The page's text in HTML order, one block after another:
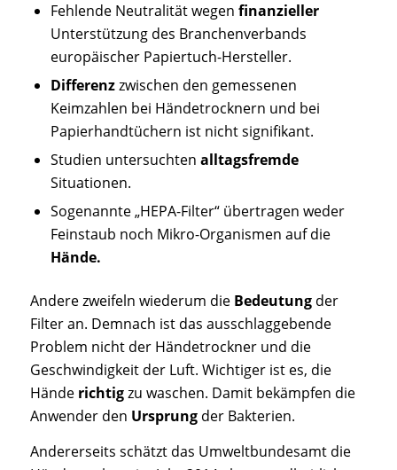
Fehlende Neutralität wegen finanzieller
Unterstützung des Branchenverbands
europäischer Papiertuch-Hersteller.
Differenzzwischen den gemessenen
Keimzahlen bei Händetrocknern und bei
Papierhandtüchern ist nicht signifikant.
Studien untersuchten alltagsfremde
Situationen.
Sogenannte „HEPA-Filter“ übertragen weder
Feinstaub noch Mikro-Organismen auf die
Hände.
Andere zweifeln wiederum die Bedeutungder
Filter an. Demnach ist das ausschlaggebende
Problem nicht der Händetrockner und die
Geschwindigkeit der Luft. Wichtiger ist es, die
Hände richtigzu waschen. Damit bekämpfen die
Anwender den Ursprungder Bakterien.
Andererseits schätzt das Umweltbundesamt die